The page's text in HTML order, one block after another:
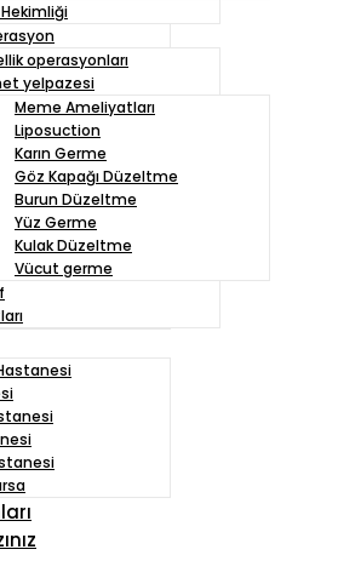
operasyonları
yelpazesi
Meme Ameliyatları
Liposuction
Karın Germe
Göz Kapağı Düzeltme
Burun Düzeltme
Yüz Germe
Kulak Düzeltme
Vücut germe